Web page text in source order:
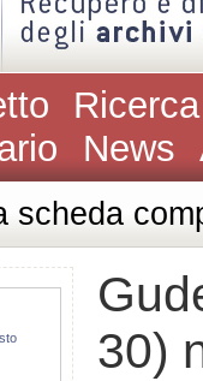
News
scheda
30)